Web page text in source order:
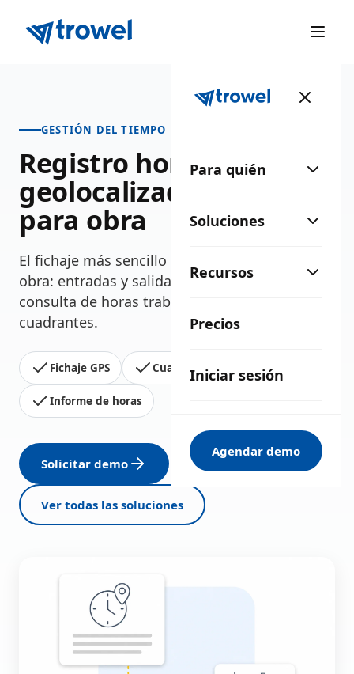
Para quién
Soluciones
Recursos
Precios
Iniciar sesión
Agendar demo
GESTIÓN DEL TIEMPO
Registro horario
geolocalizado, hecho
para obra
El fichaje más sencillo para tu personal en
obra: entradas y salidas geolocalizadas,
consulta de horas trabajadas y planificación de
cuadrantes.
Fichaje GPS Cuadrantes Presencia
Informe de horas
Solicitar demo
Ver todas las soluciones